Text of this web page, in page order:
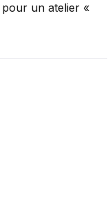
un atelier «